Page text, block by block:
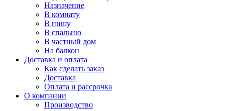
Назначение
В комнату
В нишу
В спальню
В частный дом
На балкон
Доставка и оплата
Как сделать заказ
Доставка
Оплата и рассрочка
О компании
Производство